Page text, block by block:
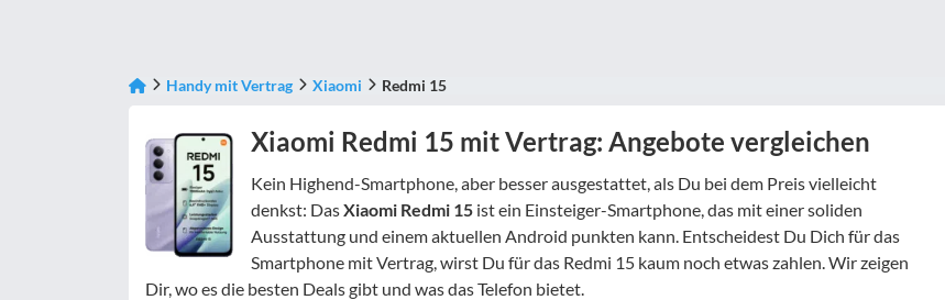
Handy mit Vertrag Xiaomi Redmi 15
Xiaomi Redmi 15 mit Vertrag: Angebote vergleichen
Kein Highend-Smartphone, aber besser ausgestattet, als Du bei dem Preis vielleicht
denkst: DasXiaomi Redmi 15 ist ein Einsteiger-Smartphone, das mit einer soliden
Ausstattung und einem aktuellen Android punkten kann. Entscheidest Du Dich für das
Smartphone mit Vertrag, wirst Du für das Redmi 15 kaum noch etwas zahlen. Wir zeigen
Dir, wo es die besten Deals gibt und was das Telefon bietet.